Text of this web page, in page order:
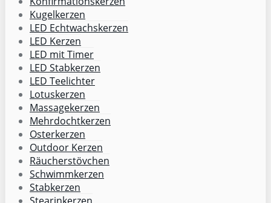
Kugelkerzen
LED Echtwachskerzen
LED Kerzen
LED mit Timer
LED Stabkerzen
LED Teelichter
Lotuskerzen
Massagekerzen
Mehrdochtkerzen
Osterkerzen
Outdoor Kerzen
Räucherstövchen
Schwimmkerzen
Stabkerzen